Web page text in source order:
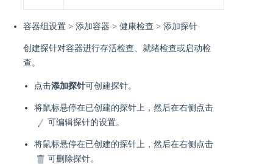
容器组设置 > 添加容器 > 健康检查 > 添加探针
创建探针对容器进行存活检查、就绪检查或启动检
查。
点击添加探针可创建探针。
将鼠标悬停在已创建的探针上，然后在右侧点击
可编辑探针的设置。
将鼠标悬停在已创建的探针上，然后在右侧点击
可删除探针。